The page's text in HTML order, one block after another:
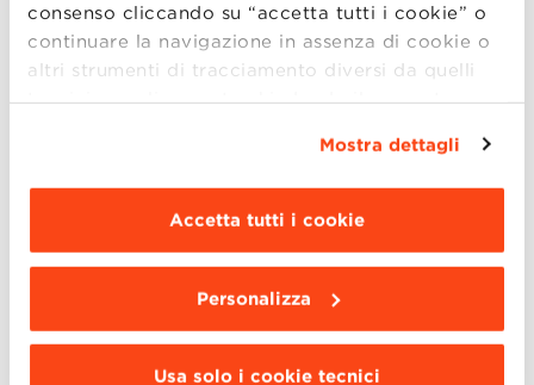
consenso cliccando su “accetta tutti i cookie” o
continuare la navigazione in assenza di cookie o
altri strumenti di tracciamento diversi da quelli
tecnici semplicemente chiudendo il presente
Dettagli ”. Per
modificare le impostazioni di navigazione e
scegliere le funzionalità, le terze parti e i cookie
Mostra dettagli
Accetta tutti i cookie
Personalizza
Usa solo i cookie tecnici
issue // warm up!
01.00 pmGroup Beginning of work // Intro
speech: framing the issue
03.30 pmGroup Beginning of work // Intro
speech: framing the issue
04.00 pmfirst pitch: drama presentation